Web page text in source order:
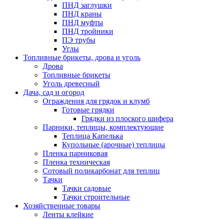
ПНД заглушки
ПНД краны
ПНД муфты
ПНД тройники
ПЭ трубы
Углы
Топливные брикеты, дрова и уголь
Дрова
Топливные брикеты
Уголь древесный
Дача, сад и огород
Ограждения для грядок и клумб
Готовые грядки
Грядки из плоского шифера
Парники, теплицы, комплектующие
Теплица Капелька
Купольные (арочные) теплицы
Пленка парниковая
Пленка техническая
Сотовый поликарбонат для теплиц
Тачки
Тачки садовые
Тачки строительные
Хозяйственные товары
Ленты клейкие